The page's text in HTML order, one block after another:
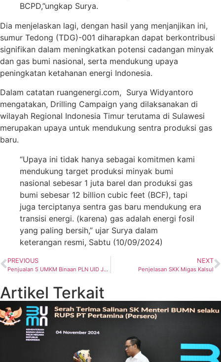
BCPD,”ungkap Surya.
Dia menjelaskan lagi, dengan hasil yang menjanjikan ini,
sumur Tedong (TDG)-001 diharapkan dapat berkontribusi
signifikan dalam meningkatkan potensi cadangan minyak
dan gas bumi nasional, serta mendukung upaya
peningkatan ketahanan energi Indonesia.
Dalam catatan ruangenergi.com, Surya Widyantoro
mengatakan, Drilling Campaign yang dilaksanakan di
wilayah Regional Indonesia Timur terutama di Sulawesi
merupakan upaya untuk mendukung sentra produksi gas
baru.
“Upaya ini tidak hanya sebagai komitmen kami
mendukung target produksi minyak bumi
nasional sebesar 1 juta barel dan produksi gas
bumi sebesar 12 billion cubic feet (BCF), tapi
juga terciptanya sentra gas baru mendukung era
transisi energi. (karena) gas adalah energi fosil
yang paling bersih,” ujar Surya dalam
keterangan resmi, Sabtu (10/09/2024)
PREVIOUS
Penjualan 5 UMKM Binaan PLN UID Jaya di Hari Pertama INACRAFT Tembus 15 Juta Rupiah
NEXT
Penjelasan SKK Migas Kalsul
Artikel Terkait